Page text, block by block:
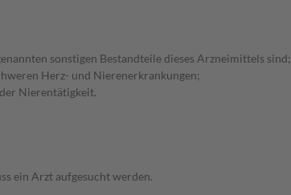
sonstigen Bestandteile dieses Arzneimittels sind;
Herz- und Nierenerkrankungen;
Nierentätigkeit.
ein Arzt aufgesucht werden.